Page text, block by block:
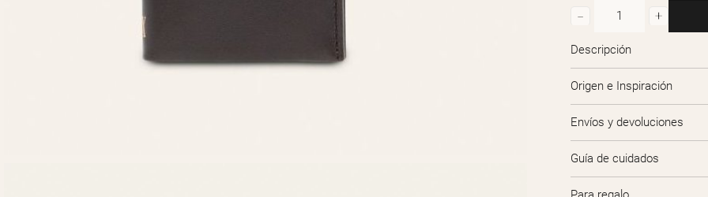
241
Descripción
Origen e Inspiración
Envíos y devoluciones
Guía de cuidados